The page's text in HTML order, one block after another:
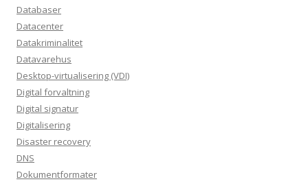
Databaser
Datacenter
Datakriminalitet
Datavarehus
Desktop-virtualisering (VDI)
Digital forvaltning
Digital signatur
Digitalisering
Disaster recovery
DNS
Dokumentformater